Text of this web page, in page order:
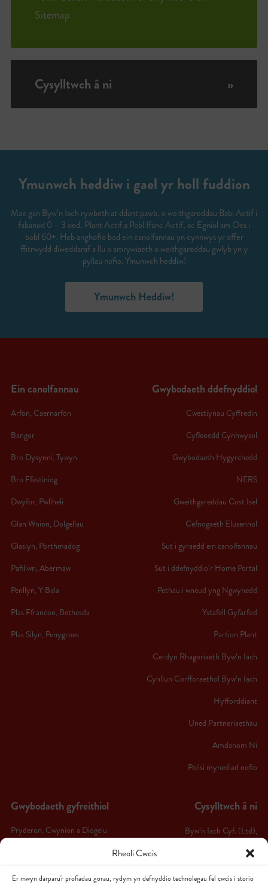
Rheoli Cwcis
Er mwyn darparu'r profiadau gorau, rydym yn defnyddio technolegau fel cwcis i storio
Sitemap
Cysylltwch â ni »
Ymunwch heddiw i gael yr holl fuddion
Mae gan Byw’n Iach rywbeth at ddant pawb, o weithgareddau Babi Actif i
fabanod 0 – 3 oed, Plant Actif a Pobl Ifanc Actif, ac Egnïol am Oes i
bobl 60+. Heb anghofio bod ein canolfannau yn cynnwys yr offer
ffitrwydd diweddaraf a llu o amrywiaeth o weithgareddau gwlyb yn y
pyllau nofio. Ymunwch heddiw!
Ymunwch Heddiw!
Ein canolfannau
Arfon, Caernarfon
Bangor
Bro Dysynni, Tywyn
Bro Ffestiniog
Dwyfor, Pwllheli
Glan Wnion, Dolgellau
Glaslyn, Porthmadog
Pafiliwn, Abermaw
Penllyn, Y Bala
Plas Ffrancon, Bethesda
Plas Silyn, Penygroes
Gwybodaeth ddefnyddiol
Cwestiynau Cyffredin
Cyfleoedd Cynhwysol
Gwybodaeth Hygyrchedd
NERS
Gweithgareddau Cost Isel
Cefnogaeth Elusennol
Sut i gyraedd ein canolfannau
Sut i ddefnyddio’r Home Portal
Pethau i wneud yng Ngwynedd
Ystafell Gyfarfod
Partion Plant
Cerdyn Rhagoriaeth Byw’n Iach
Cynllun Corfforaethol Byw’n Iach
Hyfforddiant
Uned Partneriaethau
Amdanom Ni
Polisi mynediad nofio
Gwybodaeth gyfreithiol
Pryderon, Cwynion a Diogelu
Hysbysiad Preifatrwydd
Cysylltwch â ni
Byw’n Iach Cyf. (Ltd),
Byw’n Iach Arfon,
Caernarfon,